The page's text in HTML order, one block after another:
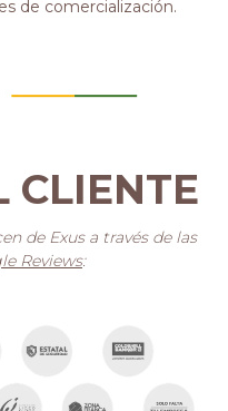
de comercialización.
CLIENTE
de Exus a través de las
Reviews: